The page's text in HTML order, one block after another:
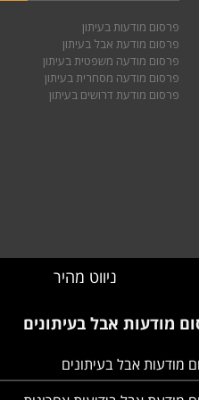
פרסום מודעות בעיתון
פרסום מודעת אבל בעיתון
פרסום מודעה משפטית בעיתון
פרסום מודעה מסחרית בעיתון
פרסום מודעת דרושים בעיתון
ניווט מהיר
מודעות אבל בעיתונים
מודעות אבל בעיתונים